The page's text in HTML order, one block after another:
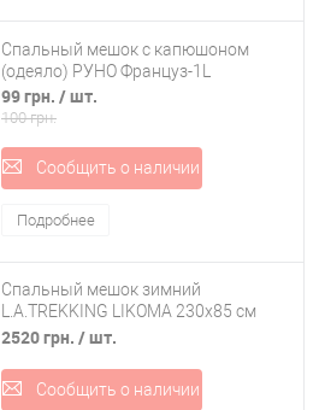
Спальный мешок с капюшоном
(одеяло) РУНО Француз-1L
99 грн. / шт.
100 грн.
Сообщить о наличии
Подробнее
Спальный мешок зимний
L.A.TREKKING LIKOMA 230x85 см
(82283)
2520 грн. / шт.
Сообщить о наличии